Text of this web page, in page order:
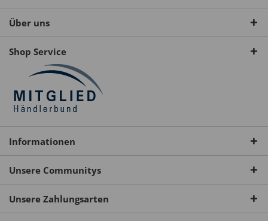
Über uns
Shop Service
Informationen
Unsere Communitys
Unsere Zahlungsarten